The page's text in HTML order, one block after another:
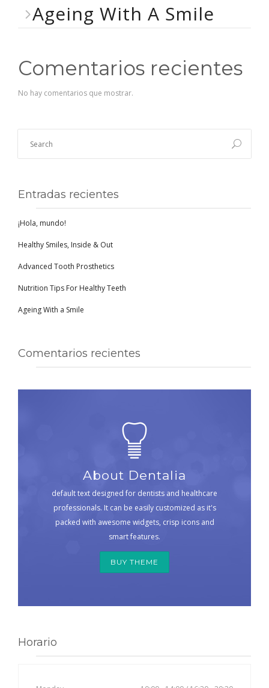
Ageing With A Smile
Comentarios recientes
No hay comentarios que mostrar.
Entradas recientes
¡Hola, mundo!
Healthy Smiles, Inside & Out
Advanced Tooth Prosthetics
Nutrition Tips For Healthy Teeth
Ageing With a Smile
Comentarios recientes
About Dentalia
default text designed for dentists and healthcare
professionals. It can be easily customized as it's
packed with awesome widgets, crisp icons and
smart features.
BUY THEME
Horario